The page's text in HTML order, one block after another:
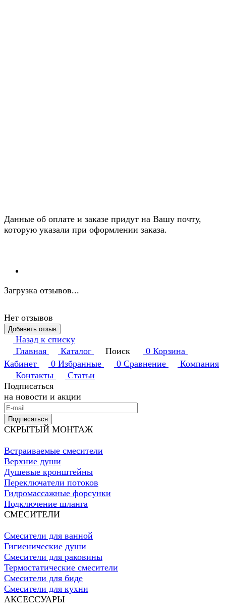
Данные об оплате и заказе придут на Вашу почту,
которую указали при оформлении заказа.
Загрузка отзывов...
Нет отзывов
Добавить отзыв
Назад к списку
Главная
Каталог Поиск 0 Корзина
Кабинет
0 Избранные 0 Сравнение
Компания
Контакты
Статьи
Подписаться
на новости и акции
Подписаться
СКРЫТЫЙ МОНТАЖ
Встраиваемые смесители
Верхние души
Душевые кронштейны
Переключатели потоков
Гидромассажные форсунки
Подключение шланга
СМЕСИТЕЛИ
Смесители для ванной
Гигиенические души
Смесители для раковины
Термостатические смесители
Смесители для биде
Смесители для кухни
АКСЕССУАРЫ